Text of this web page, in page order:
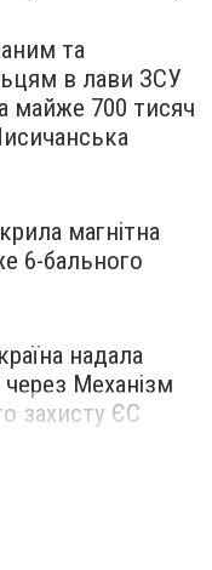
та
в лави ЗСУ
майже 700 тисяч
магнітна
6-бального
надала
Механізм
захисту ЄС